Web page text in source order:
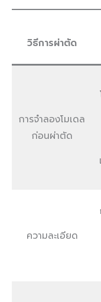
วิธีการผ่าตัด
การจำลองโมเดล
ก่อนผ่าตัด
ความละเอียด